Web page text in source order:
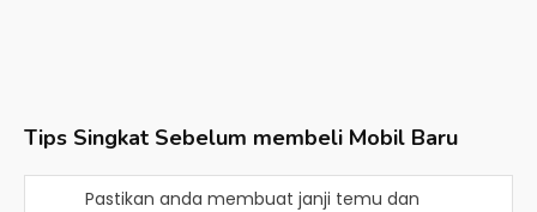
Tips Singkat Sebelum membeli Mobil Baru
Pastikan anda membuat janji temu dan